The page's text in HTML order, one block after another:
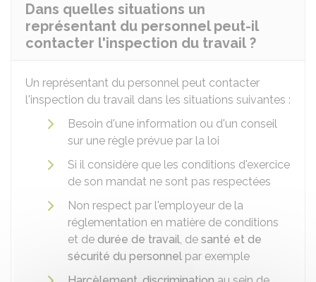
Dans quelles situations un
représentant du personnel peut-il
contacter l'inspection du travail ?
Un représentant du personnel peut contacter
l'inspection du travail dans les situations suivantes :
Besoin d'une information ou d'un conseil
sur une règle prévue par la loi
Si il considère que les conditions d'exercice
de son mandat ne sont pas respectées
Non respect par l'employeur de la
réglementation en matière de conditions
et de durée de travail, de santé et de
sécurité du personnel par exemple